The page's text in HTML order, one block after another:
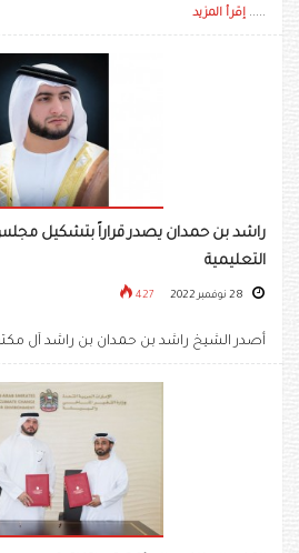
..... إقرأ المزيد
راشد بن حمدان يصدر قراراً بتشكيل
التعليمية
427
أصدر الشيخ راشد بن حمدان بن راشد آل